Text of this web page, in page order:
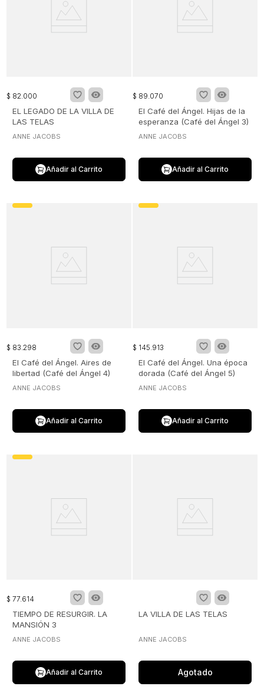
$ 82.000
EL LEGADO DE LA VILLA DE
LAS TELAS
ANNE JACOBS
Añadir al Carrito
$ 89.070
El Café del Ángel. Hijas de la
esperanza (Café del Ángel 3)
ANNE JACOBS
Añadir al Carrito
$ 83.298
El Café del Ángel. Aires de
libertad (Café del Ángel 4)
ANNE JACOBS
Añadir al Carrito
$ 145.913
El Café del Ángel. Una época
dorada (Café del Ángel 5)
ANNE JACOBS
Añadir al Carrito
$ 77.614
TIEMPO DE RESURGIR. LA
MANSIÓN 3
ANNE JACOBS
Añadir al Carrito
LA VILLA DE LAS TELAS
ANNE JACOBS
Agotado